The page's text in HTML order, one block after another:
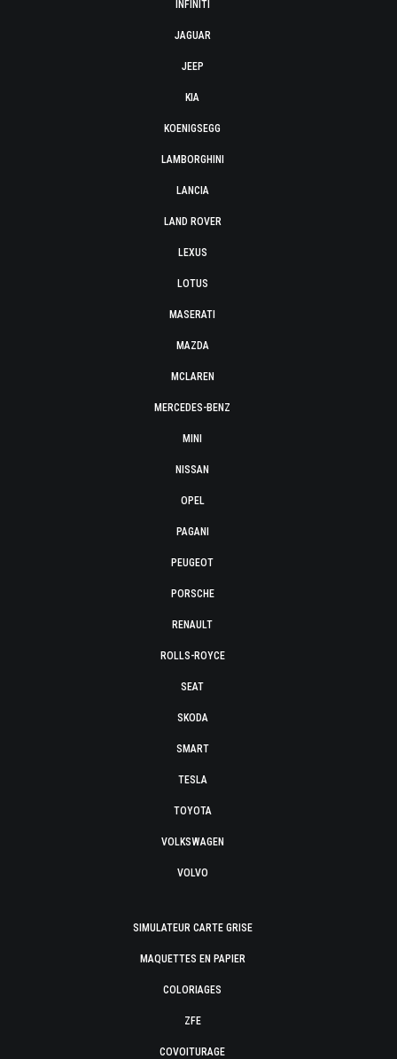
INFINITI
JAGUAR
JEEP
KIA
KOENIGSEGG
LAMBORGHINI
LANCIA
LAND ROVER
LEXUS
LOTUS
MASERATI
MAZDA
MCLAREN
MERCEDES-BENZ
MINI
NISSAN
OPEL
PAGANI
PEUGEOT
PORSCHE
RENAULT
ROLLS-ROYCE
SEAT
SKODA
SMART
TESLA
TOYOTA
VOLKSWAGEN
VOLVO
SIMULATEUR CARTE GRISE
MAQUETTES EN PAPIER
COLORIAGES
ZFE
COVOITURAGE